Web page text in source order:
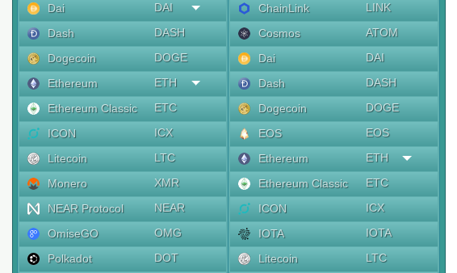
Dai
DAI
Dash
DASH
Dogecoin
DOGE
Ethereum
ETH
Ethereum Classic
ETC
ICON
ICX
Litecoin
LTC
Monero
XMR
NEAR Protocol
NEAR
OmiseGO
OMG
Polkadot
DOT
ChainLink
LINK
Cosmos
ATOM
Dai
DAI
Dash
DASH
Dogecoin
DOGE
EOS
EOS
Ethereum
ETH
Ethereum Classic
ETC
ICON
ICX
IOTA
IOTA
Litecoin
LTC